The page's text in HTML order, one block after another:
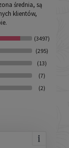
średnia, są
klientów,
(3497)
(295)
(13)
(7)
(2)